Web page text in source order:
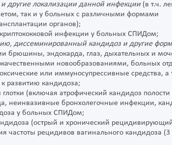
другие локализации данной инфекции (в т.ч.
так и у больных с различными формами
органов);
инфекции у больных СПИДом;
диссеминированный кандидоз и другие
брюшины, эндокарда, глаз, дыхательных и
новообразованиями, больных
или иммуносупрессивные средства, а
развитию кандидоза;
глотки (включая атрофический кандидоз полости
неинвазивные бронхолегочные инфекции,
у больных СПИДом;
(острый и хронический
рецидивов вагинального кандидоза (3